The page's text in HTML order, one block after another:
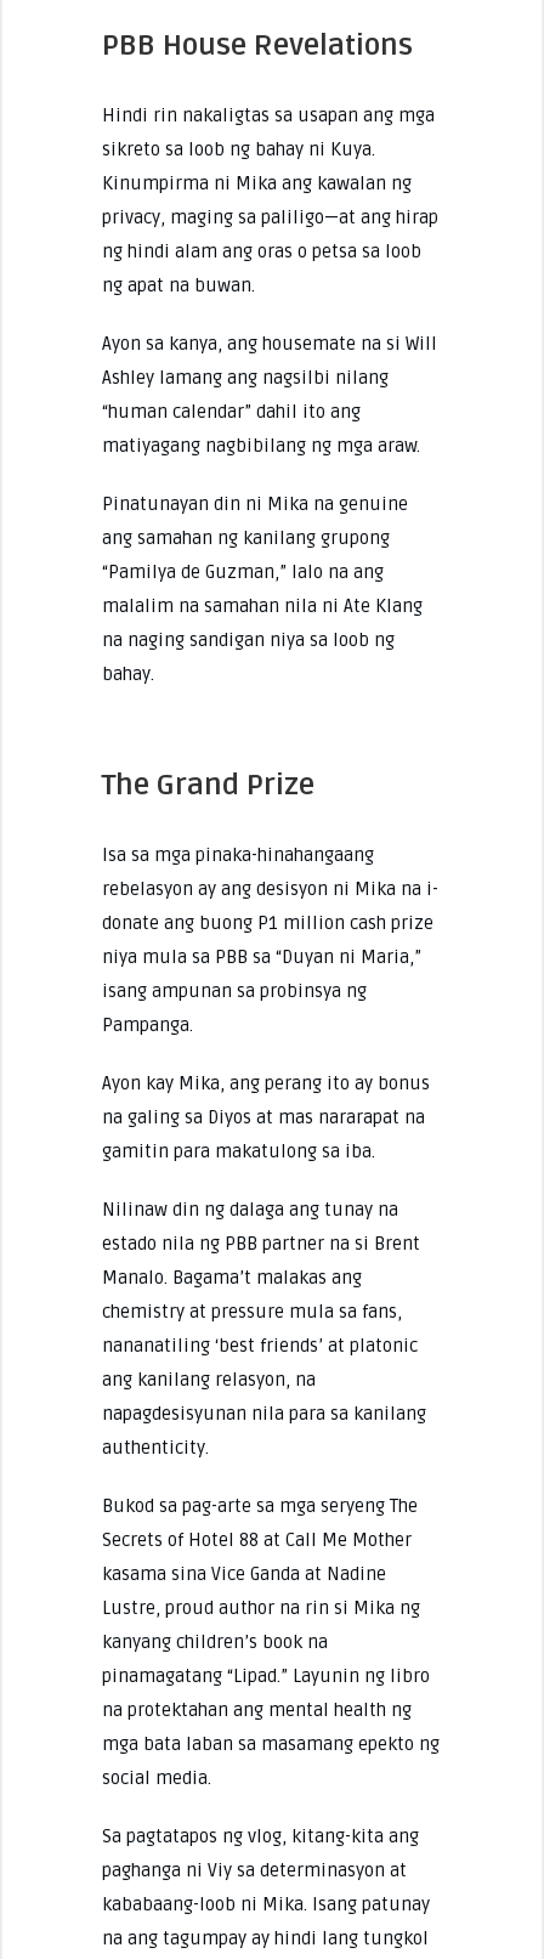
PBB House Revelations
Hindi rin nakaligtas sa usapan ang mga
sikreto sa loob ng bahay ni Kuya.
Kinumpirma ni Mika ang kawalan ng
privacy, maging sa paliligo—at ang hirap
ng hindi alam ang oras o petsa sa loob
ng apat na buwan.
Ayon sa kanya, ang housemate na si Will
Ashley lamang ang nagsilbi nilang
“human calendar” dahil ito ang
matiyagang nagbibilang ng mga araw.
Pinatunayan din ni Mika na genuine
ang samahan ng kanilang grupong
“Pamilya de Guzman,” lalo na ang
malalim na samahan nila ni Ate Klang
na naging sandigan niya sa loob ng
bahay.
The Grand Prize
Isa sa mga pinaka-hinahangaang
rebelasyon ay ang desisyon ni Mika na i-
donate ang buong P1 million cash prize
niya mula sa PBB sa “Duyan ni Maria,”
isang ampunan sa probinsya ng
Pampanga.
Ayon kay Mika, ang perang ito ay bonus
na galing sa Diyos at mas nararapat na
gamitin para makatulong sa iba.
Nilinaw din ng dalaga ang tunay na
estado nila ng PBB partner na si Brent
Manalo. Bagama’t malakas ang
chemistry at pressure mula sa fans,
nananatiling ‘best friends’ at platonic
ang kanilang relasyon, na
napagdesisyunan nila para sa kanilang
authenticity.
Bukod sa pag-arte sa mga seryeng The
Secrets of Hotel 88 at Call Me Mother
kasama sina Vice Ganda at Nadine
Lustre, proud author na rin si Mika ng
kanyang children’s book na
pinamagatang “Lipad.” Layunin ng libro
na protektahan ang mental health ng
mga bata laban sa masamang epekto ng
social media.
Sa pagtatapos ng vlog, kitang-kita ang
paghanga ni Viy sa determinasyon at
kababaang-loob ni Mika. Isang patunay
na ang tagumpay ay hindi lang tungkol